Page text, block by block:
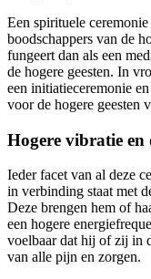
Een spirituele
boodschappers van de
fungeert dan als een
de hogere geesten. In
een initiatieceremonie
voor de hogere geesten
Hogere vibratie en
Ieder facet van al deze
in verbinding staat met
Deze brengen hem of
een hogere
voelbaar dat hij of zij in
van alle pijn en zorgen.